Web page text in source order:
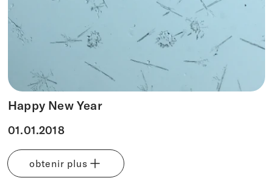
FR DE EN
Happy New Year
01.01.2018
obtenir plus